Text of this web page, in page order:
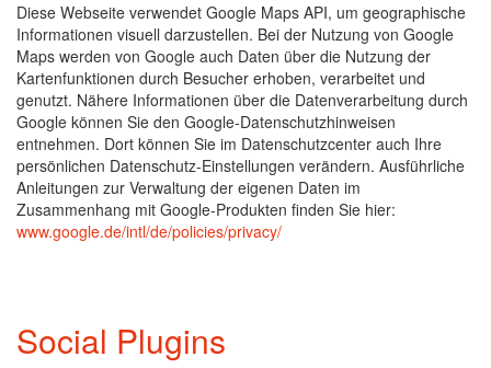
Diese Webseite verwendet Google Maps API, um geographische
Informationen visuell darzustellen. Bei der Nutzung von Google
Maps werden von Google auch Daten über die Nutzung der
Kartenfunktionen durch Besucher erhoben, verarbeitet und
genutzt. Nähere Informationen über die Datenverarbeitung durch
Google können Sie den Google-Datenschutzhinweisen
entnehmen. Dort können Sie im Datenschutzcenter auch Ihre
persönlichen Datenschutz-Einstellungen verändern. Ausführliche
Anleitungen zur Verwaltung der eigenen Daten im
Zusammenhang mit Google-Produkten finden Sie hier:
www.google.de/intl/de/policies/privacy/
Social Plugins